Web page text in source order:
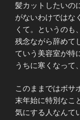
髪カットしたいの
がないわけではな
くて。というのも
残念ながら辞めて
ていう美容室が特
うちに寒くなって
このままではボサ
末年始に特別なこ
気にする人なんて